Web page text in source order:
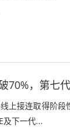
70%，第七
上接连取得阶
及下一代...